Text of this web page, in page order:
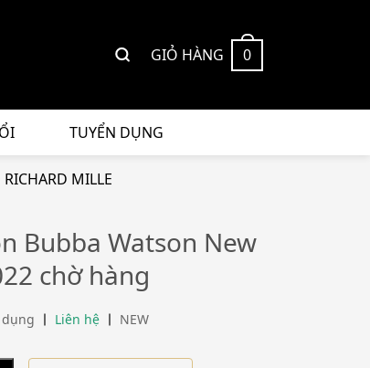
GIỎ HÀNG 0
TUYỂN DỤNG
MILLE
Bubba Watson New
chờ hàng
dụng Liên hệ NEW